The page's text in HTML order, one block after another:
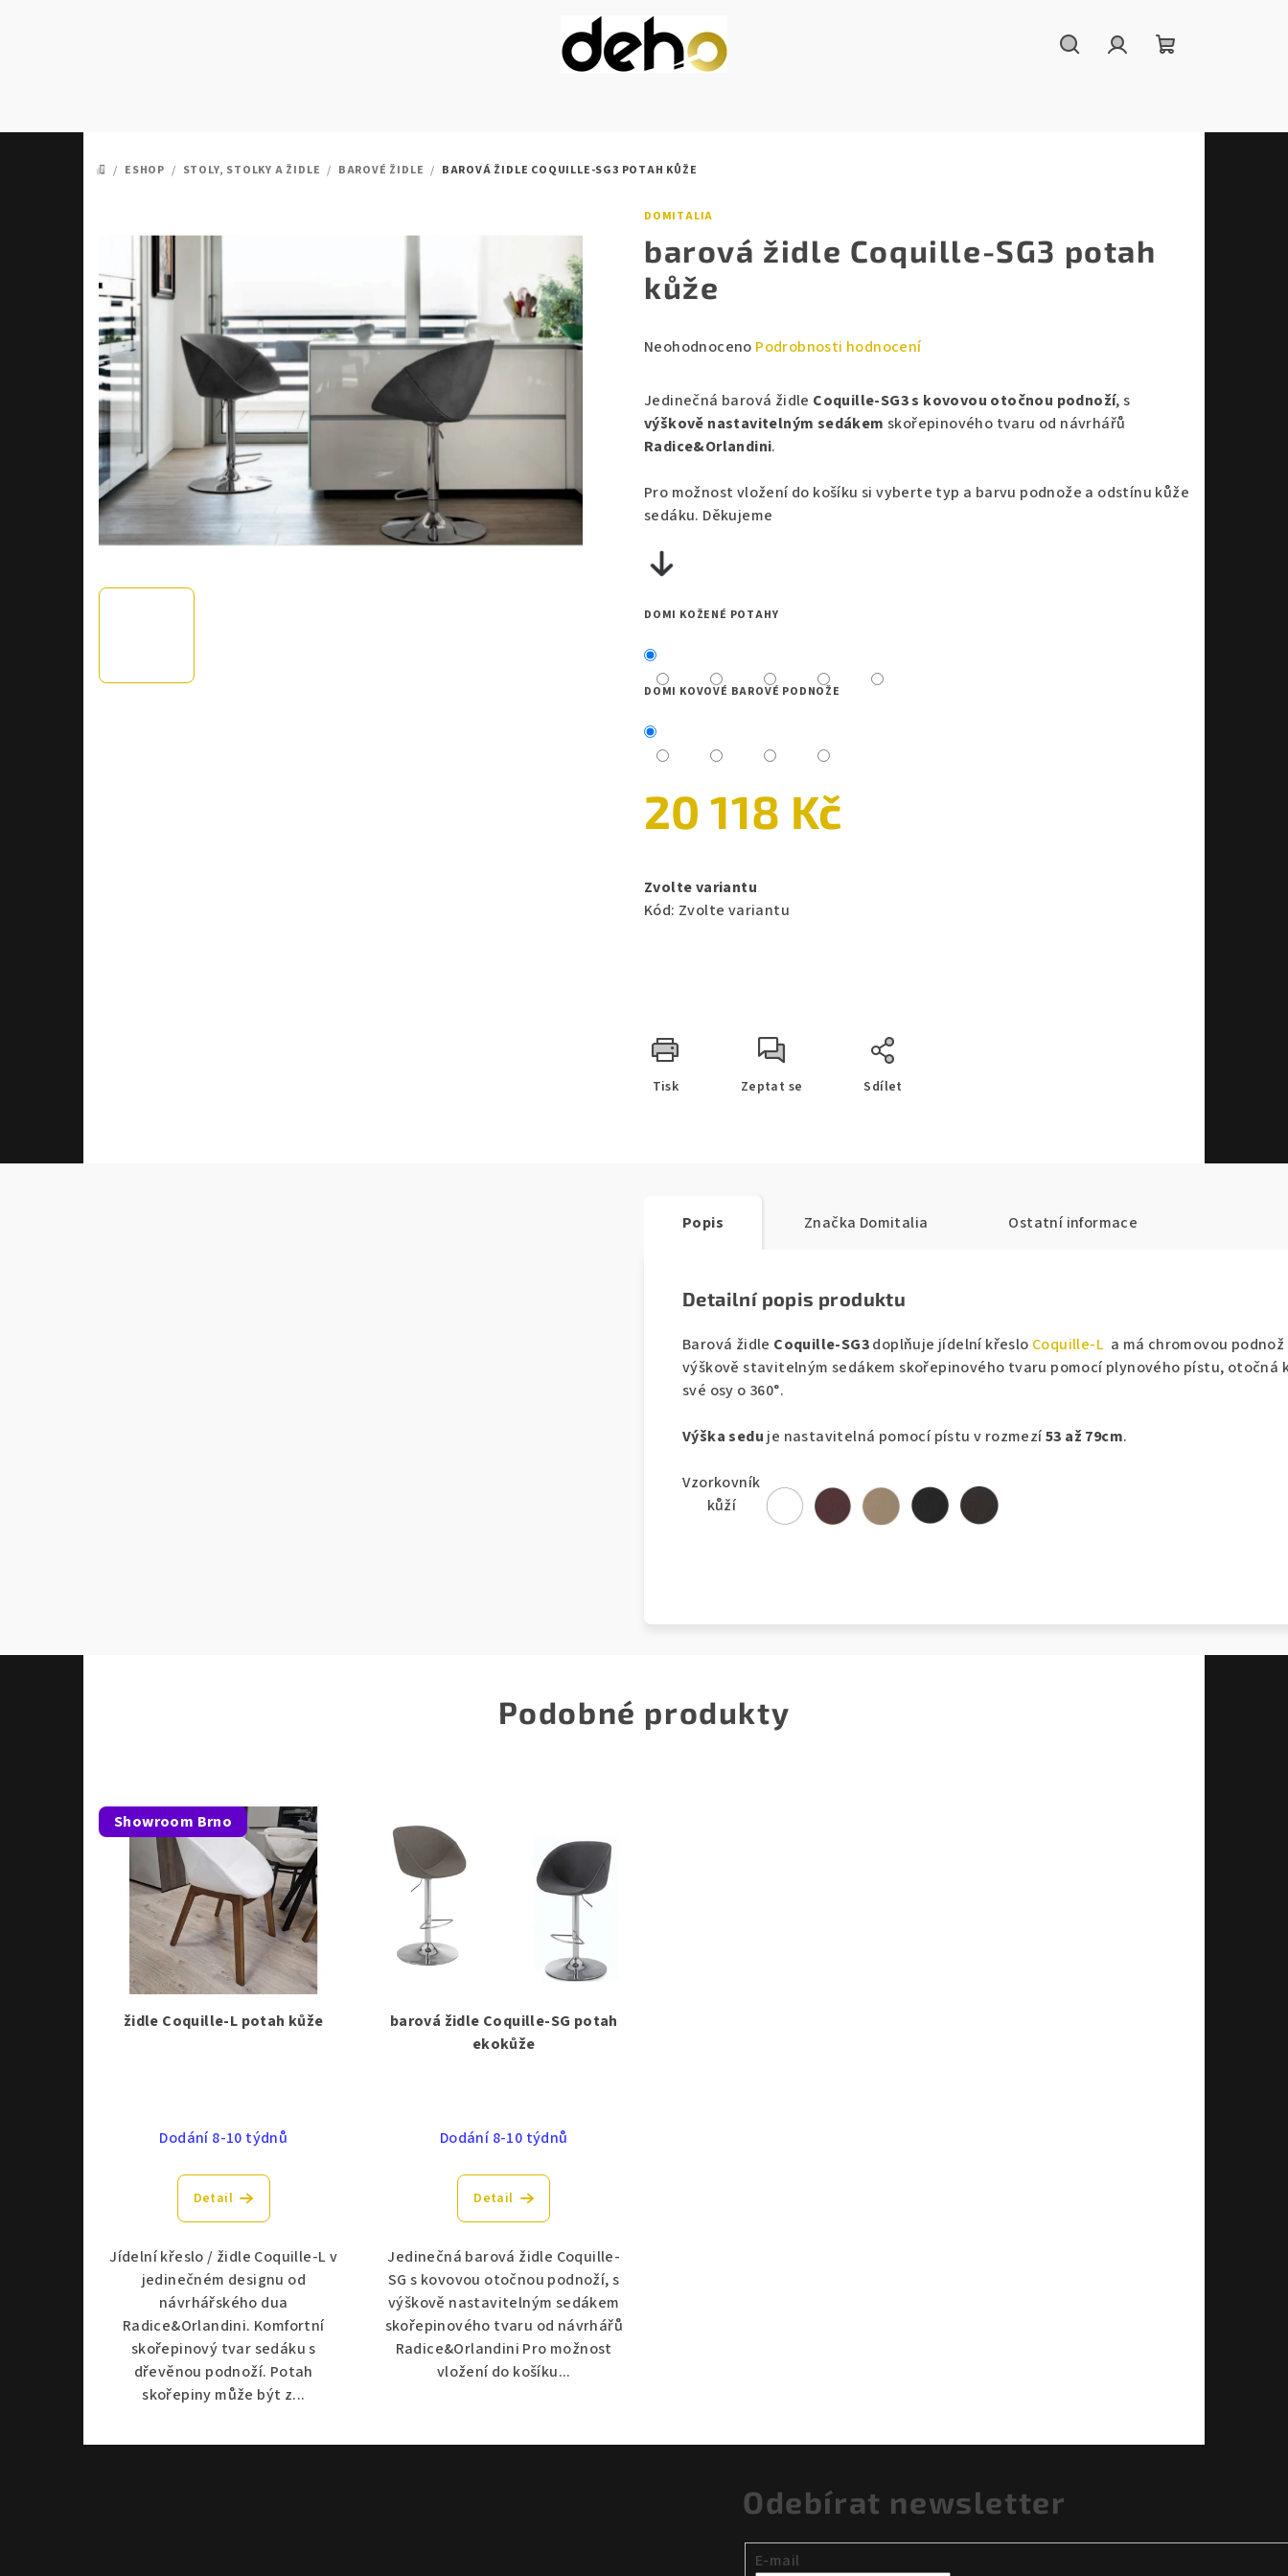
košík
DOMŮ
/ ESHOP / STOLY, STOLKY A ŽIDLE / BAROVÉ ŽIDLE / BAROVÁ ŽIDLE COQUILLE-SG3 POTAH KŮŽE
DOMITALIA
barová židle Coquille-SG3 potah
kůže
Průměrné
produktu
je
0,0
5
hvězdiček.
Neohodnoceno Podrobnosti hodnocení
Jedinečná barová židle Coquille-SG3s kovovou otočnou podnoží, s
výškově nastavitelným sedákem skořepinového tvaru od návrhářů
Radice&Orlandini.
Pro možnost vložení do košíku si vyberte typ a barvu podnože a odstínu kůže
sedáku. Děkujeme
DOMI KOŽENÉ POTAHY
DOMI KOVOVÉ BAROVÉ PODNOŽE
20 118 Kč
cena:
Zvolte variantu
Kód: Zvolte variantu
Tisk Zeptat se Sdílet
Popis Značka Domitalia Ostatní informace
Detailní popis produktu
Barová židle Coquille-SG3doplňuje jídelní křeslo Coquille-L a má chromovou podnož
výškově stavitelným sedákem skořepinového tvaru pomocí plynového pístu, otočná
své osy o 360°.
Výška seduje nastavitelná pomocí pístu v rozmezí53 až 79cm.
Vzorkovník
kůží
Podobné produkty
Showroom Brno
židle Coquille-L potah kůže
Dodání 8-10 týdnů
Detail
Jídelní křeslo / židle Coquille-L v
jedinečném designu od
návrhářského dua
Radice&Orlandini. Komfortní
skořepinový tvar sedáku s
dřevěnou podnoží. Potah
skořepiny může být z...
barová židle Coquille-SG potah
ekokůže
Dodání 8-10 týdnů
Detail
Jedinečná barová židle Coquille-
SG s kovovou otočnou podnoží, s
výškově nastavitelným sedákem
skořepinového tvaru od návrhářů
Radice&Orlandini Pro možnost
vložení do košíku...
Odebírat newsletter
E-mail